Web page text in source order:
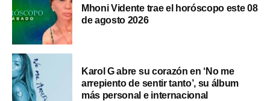
Mhoni Vidente trae el horóscopo este 08
de agosto 2026
Karol G abre su corazón en ‘No me
arrepiento de sentir tanto’, su álbum
más personal e internacional